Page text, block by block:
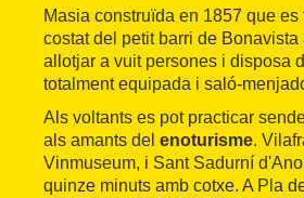
Masia construïda en 1857 que es
costat del petit barri de
allotjar a vuit persones i disposa
totalment equipada i saló-
Als voltants es pot practicar
als amants del enoturisme.
Vinmuseum, i Sant Sadurní
quinze minuts amb cotxe. A Pla